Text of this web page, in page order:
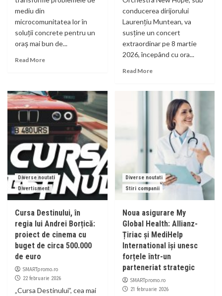
mediu din
microcomunitatea lor în
soluții concrete pentru un
oraș mai bun de...
Read More
conducerea dirijorului
Laurențiu Muntean, va
susține un concert
extraordinar pe 8 martie
2026, începând cu ora...
Read More
Diverse noutati
Divertisment
Cursa Destinului, în
regia lui Andrei Borțică:
proiect de cinema cu
buget de circa 500.000
de euro
SMARTpromo.ro
22 februarie 2026
„Cursa Destinului”, cea mai
Diverse noutati
Stiri companii
Noua asigurare My
Global Health: Allianz-
Țiriac și MediHelp
International își unesc
forțele într-un
parteneriat strategic
SMARTpromo.ro
21 februarie 2026